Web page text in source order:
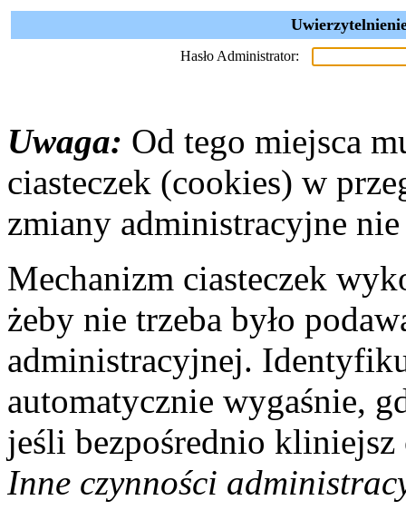
Hasło Administrator:
Uwaga: Od tego miejsca
ciasteczek (cookies) w
zmiany administracyjne
Mechanizm ciasteczek
żeby nie trzeba było
administracyjnej.
automatycznie wygaśnie,
jeśli bezpośrednio
Inne czynności